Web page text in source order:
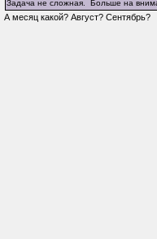
Задача не сложная. Больше на
А месяц какой? Август? Сентябрь?